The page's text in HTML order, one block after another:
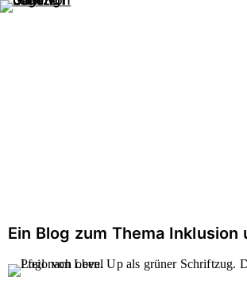
Zum
Zur
Ein Blog zum Thema Inklusion